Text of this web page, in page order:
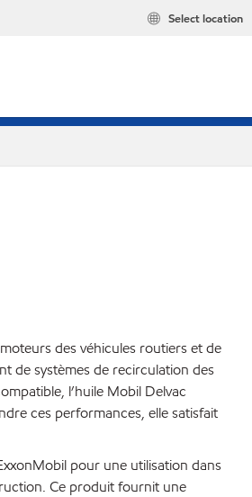
Select location
des véhicules routiers et de
de systèmes de recirculation des
l’huile Mobil Delvac
ces performances, elle satisfait
pour une utilisation dans
Ce produit fournit une